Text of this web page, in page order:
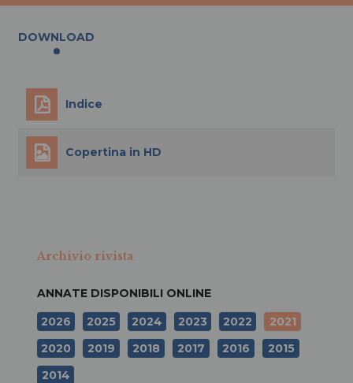
DOWNLOAD
Indice
Copertina in HD
Archivio rivista
ANNATE DISPONIBILI ONLINE
2026
2025 2024 2023 2022
2021
2020
2019 2018 2017 2016
2015
2014